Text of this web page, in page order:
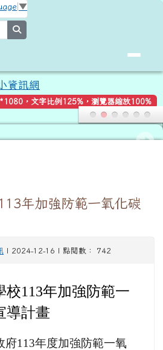
蘭國小資訊網
▼
資訊網
，文字比例125%，瀏覽器縮放100%
年加強防範一氧化碳
| 2024-12-16 | 點閱數： 742
校113年加強防範一
導計畫
府113年度加強防範一氧